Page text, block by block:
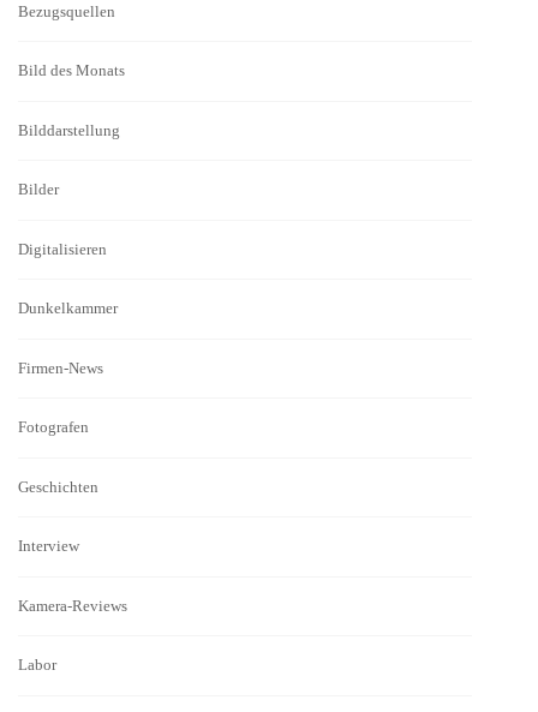
Bezugsquellen
Bild des Monats
Bilddarstellung
Bilder
Digitalisieren
Dunkelkammer
Firmen-News
Fotografen
Geschichten
Interview
Kamera-Reviews
Labor